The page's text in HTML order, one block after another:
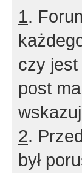
1.
czy
post
2.
był